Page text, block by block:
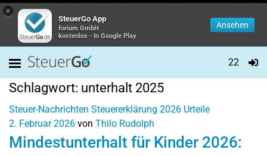
×
SteuerGo App
forium GmbH
kostenlos - In Google Play
Ansehen
22
Schlagwort: unterhalt 2025
Steuer-Nachrichten Steuererklärung 2026 Urteile
2. Februar 2026 von Thilo Rudolph
Mindestunterhalt für Kinder 2026: